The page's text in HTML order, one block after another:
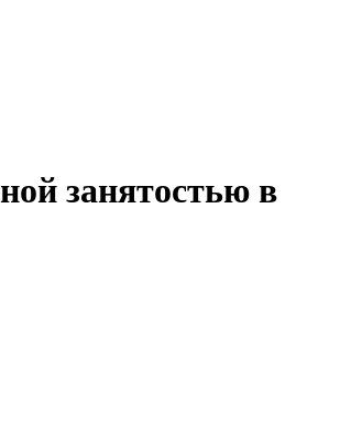
занятостью в